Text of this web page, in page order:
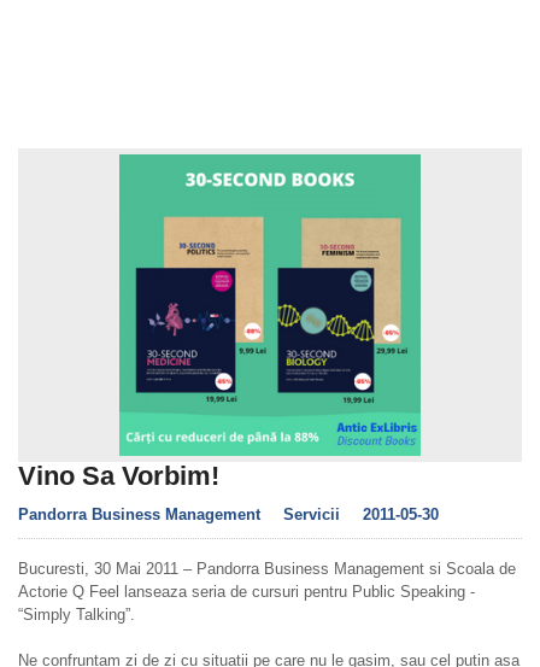
Vino Sa Vorbim!
Pandorra Business Management Servicii 2011-05-30
Bucuresti, 30 Mai 2011 – Pandorra Business Management si Scoala de
Actorie Q Feel lanseaza seria de cursuri pentru Public Speaking -
“Simply Talking”.
Ne confruntam zi de zi cu situatii pe care nu le gasim, sau cel putin asa